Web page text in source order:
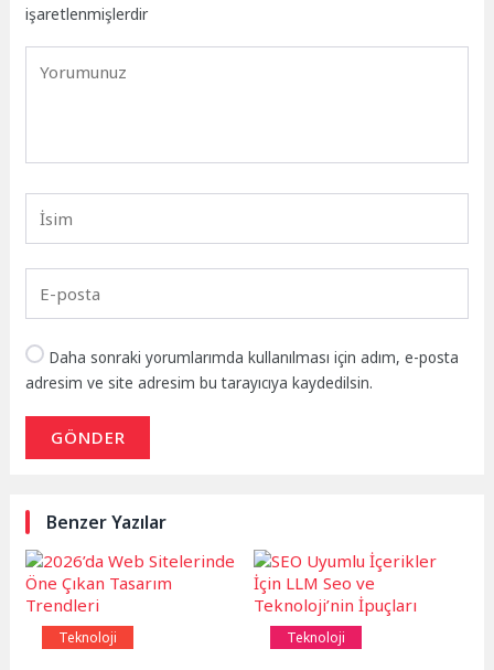
işaretlenmişlerdir
Daha sonraki yorumlarımda kullanılması için adım, e-posta
adresim ve site adresim bu tarayıcıya kaydedilsin.
GÖNDER
Benzer Yazılar
Teknoloji Teknoloji